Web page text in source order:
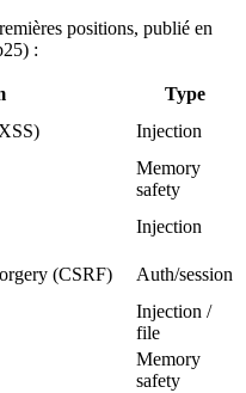
positions, publié en
:
Type
Injection
Memory
safety
Injection
(CSRF) Auth/session
Injection /
file
Memory
safety